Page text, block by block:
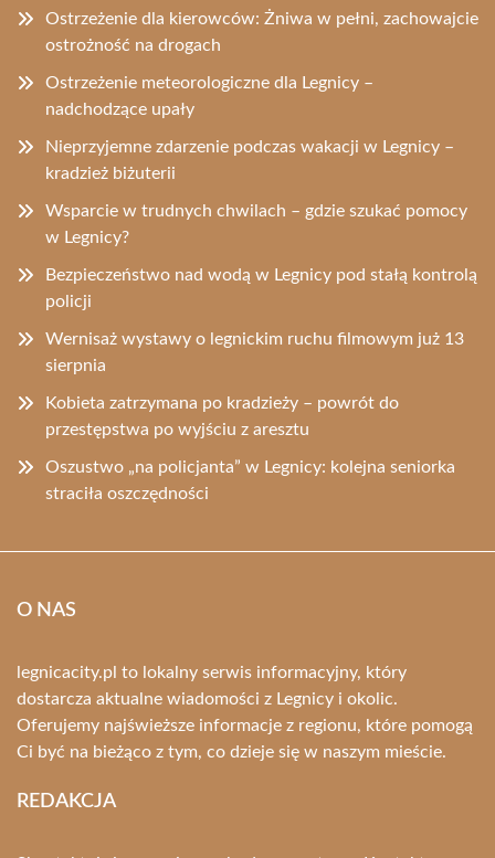
Ostrzeżenie dla kierowców: Żniwa w pełni, zachowajcie
ostrożność na drogach
Ostrzeżenie meteorologiczne dla Legnicy –
nadchodzące upały
Nieprzyjemne zdarzenie podczas wakacji w Legnicy –
kradzież biżuterii
Wsparcie w trudnych chwilach – gdzie szukać pomocy
w Legnicy?
Bezpieczeństwo nad wodą w Legnicy pod stałą kontrolą
policji
Wernisaż wystawy o legnickim ruchu filmowym już 13
sierpnia
Kobieta zatrzymana po kradzieży – powrót do
przestępstwa po wyjściu z aresztu
Oszustwo „na policjanta” w Legnicy: kolejna seniorka
straciła oszczędności
O NAS
legnicacity.pl to lokalny serwis informacyjny, który
dostarcza aktualne wiadomości z Legnicy i okolic.
Oferujemy najświeższe informacje z regionu, które pomogą
Ci być na bieżąco z tym, co dzieje się w naszym mieście.
REDAKCJA